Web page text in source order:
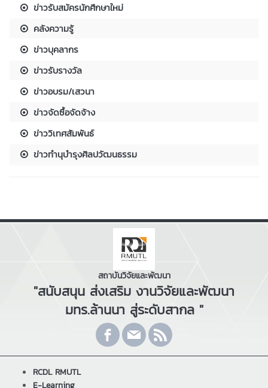
ข่าวรับสมัครนักศึกษาใหม่
คลังความรู้
ข่าวบุคลากร
ข่าวรับรางวัล
ข่าวอบรม/เสวนา
ข่าวจัดซื้อจัดจ้าง
ข่าววิเทศสัมพันธ์
ข่าวทำนุบำรุงศิลปวัฒนธรรม
สถาบันวิจัยและพัฒนา
"สนับสนุน ส่งเสริม งานวิจัยและพัฒนา
มทร.ล้านนา สู่ระดับสากล "
RCDL RMUTL
E-Learning